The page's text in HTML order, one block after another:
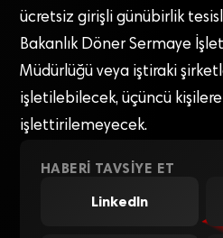
ücretsiz girişli günübirlik
Bakanlık Döner Sermaye
Müdürlüğü veya iştiraki
işletilebilecek, üçüncü
işlettirilemeyecek.
HABERI TAVSIYE ET
LinkedIn